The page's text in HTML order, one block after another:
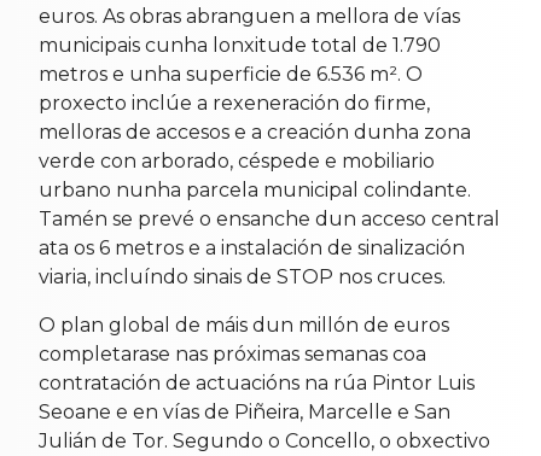
euros. As obras abranguen a mellora de vías
municipais cunha lonxitude total de 1.790
metros e unha superficie de 6.536 m². O
proxecto inclúe a rexeneración do firme,
melloras de accesos e a creación dunha zona
verde con arborado, céspede e mobiliario
urbano nunha parcela municipal colindante.
Tamén se prevé o ensanche dun acceso central
ata os 6 metros e a instalación de sinalización
viaria, incluíndo sinais de STOP nos cruces.
O plan global de máis dun millón de euros
completarase nas próximas semanas coa
contratación de actuacións na rúa Pintor Luis
Seoane e en vías de Piñeira, Marcelle e San
Julián de Tor. Segundo o Concello, o obxectivo